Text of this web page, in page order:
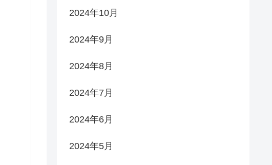
2024年10月
2024年9月
2024年8月
2024年7月
2024年6月
2024年5月